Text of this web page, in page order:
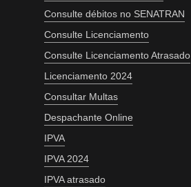
Consulte débitos no SENATRAN
Consulte Licenciamento
Consulte Licenciamento Atrasado
Licenciamento 2024
Consultar Multas
Despachante Online
IPVA
IPVA 2024
IPVA atrasado